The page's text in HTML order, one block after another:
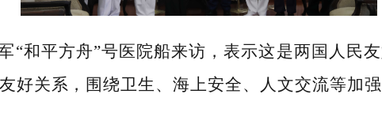
“和平方舟”号医院船来访，表示这是两国人民
好关系，围绕卫生、海上安全、人文交流等加